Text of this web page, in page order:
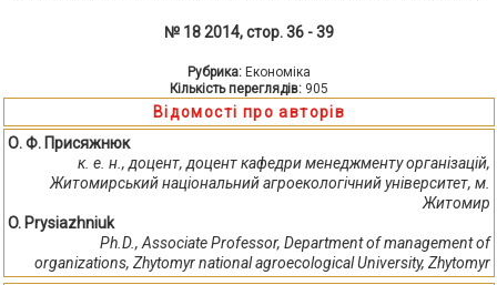
№ 18 2014, стор. 36 - 39
Рубрика: Економіка
Кількість переглядів: 905
Відомості про авторів
О. Ф. Присяжнюк
к. е. н., доцент, доцент кафедри менеджменту організацій,
Житомирський національний агроекологічний університет, м.
Житомир
O. Prysiazhniuk
Ph.D., Associate Professor, Department of management of
organizations, Zhytomyr national agroecological University, Zhytomyr